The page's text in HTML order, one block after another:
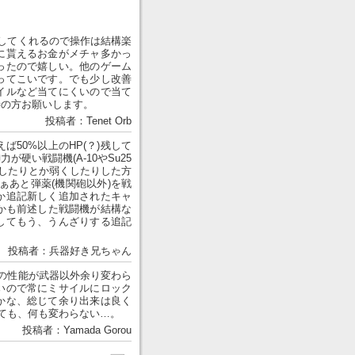
てくれるので操作は結構楽
貰えるお金がメチャ多かっ
たので嬉しい。他のゲーム
てこいです。でも少し改善
ルなど当てにくいので当て
方お願いします。
投稿者：Tenet Orb
50%以上のHP(？)残して
が硬い戦闘機(A-10やSu25
たりとか弱くしたりした方
あと弾薬(機関砲以外)を戦
追記新しく追加されたキャ
も前述した戦闘機が結構な
てもう、うんざりする追記
投稿者：兵器好き兄ちゃん
能が武器以外余り変わら
ので常にミサイルにロック
、総じて余り出来は良く
わらない…。
投稿者：Yamada Gorou